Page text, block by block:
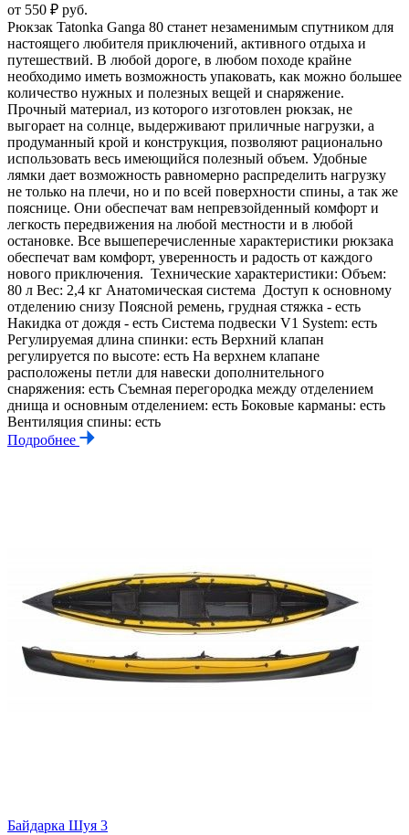
от 550 ₽ руб.
Рюкзак Tatonka Ganga 80 станет незаменимым спутником для
настоящего любителя приключений, активного отдыха и
путешествий. В любой дороге, в любом походе крайне
необходимо иметь возможность упаковать, как можно большее
количество нужных и полезных вещей и снаряжение.
Прочный материал, из которого изготовлен рюкзак, не
выгорает на солнце, выдерживают приличные нагрузки, а
продуманный крой и конструкция, позволяют рационально
использовать весь имеющийся полезный объем. Удобные
лямки дает возможность равномерно распределить нагрузку
не только на плечи, но и по всей поверхности спины, а так же
пояснице. Они обеспечат вам непревзойденный комфорт и
легкость передвижения на любой местности и в любой
остановке. Все вышеперечисленные характеристики рюкзака
обеспечат вам комфорт, уверенность и радость от каждого
нового приключения. Технические характеристики: Объем:
80 л Вес: 2,4 кг Анатомическая система Доступ к основному
отделению снизу Поясной ремень, грудная стяжка - есть
Накидка от дождя - есть Система подвески V1 System: есть
Регулируемая длина спинки: есть Верхний клапан
регулируется по высоте: есть На верхнем клапане
расположены петли для навески дополнительного
снаряжения: есть Съемная перегородка между отделением
днища и основным отделением: есть Боковые карманы: есть
Вентиляция спины: есть
Подробнее
Байдарка Шуя 3